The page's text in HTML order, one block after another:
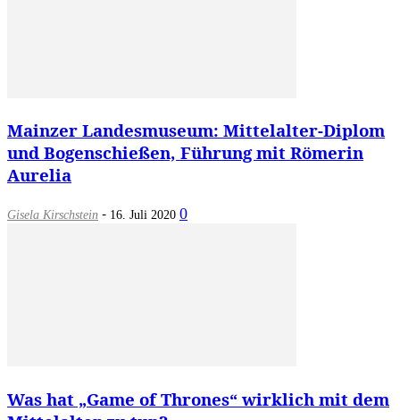
Mainzer Landesmuseum: Mittelalter-Diplom
und Bogenschießen, Führung mit Römerin
Aurelia
Gisela Kirschstein - 16. Juli 2020 0
Was hat „Game of Thrones“ wirklich mit dem